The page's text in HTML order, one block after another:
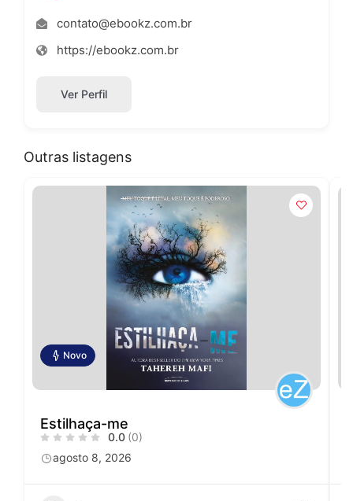
contato@ebookz.com.br
https://ebookz.com.br
Ver Perfil
Outras listagens
Novo
Estilhaça-me
0.0 (0)
agosto 8, 2026